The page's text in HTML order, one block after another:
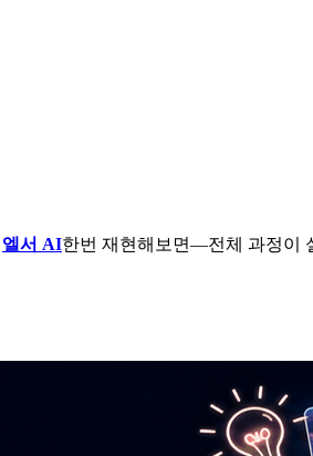
엘서 AI한번 재현해보면—전체 과정이